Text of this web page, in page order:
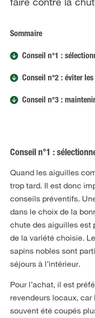
Sommaire
Conseil n°1 :
Conseil n°2 : éviter
Conseil n°3 :
Conseil n°1 :
Quand les aiguilles
trop tard. Il est donc
conseils préventifs.
dans le choix de la
chute des aiguilles est
de la variété choisie.
sapins nobles sont
séjours à l’intérieur.
Pour l’achat, il est
revendeurs locaux, car
souvent été coupés